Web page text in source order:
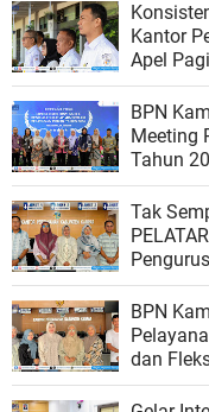
Kantor
Apel
BPN
Meeting
Tahun
Tak
dan
BPN
dan